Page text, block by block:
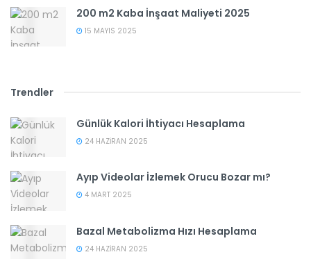
200 m2 Kaba İnşaat Maliyeti 2025
15 MAYIS 2025
Trendler
Günlük Kalori İhtiyacı Hesaplama
24 HAZIRAN 2025
Ayıp Videolar İzlemek Orucu Bozar mı?
4 MART 2025
Bazal Metabolizma Hızı Hesaplama
24 HAZIRAN 2025